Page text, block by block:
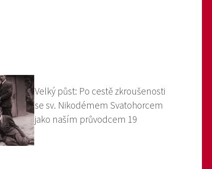
Velký půst: Po cestě zkroušenosti
se sv. Nikodémem Svatohorcem
jako naším průvodcem 19